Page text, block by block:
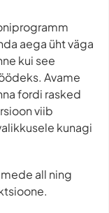
aega üht väga
kui see
Avame
fordi rasked
viib
kunagi
all ning